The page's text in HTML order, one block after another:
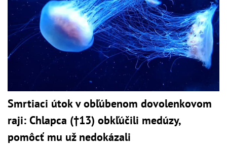
Smrtiaci útok v obľúbenom dovolenkovom
raji: Chlapca (†13) obkľúčili medúzy,
pomôcť mu už nedokázali